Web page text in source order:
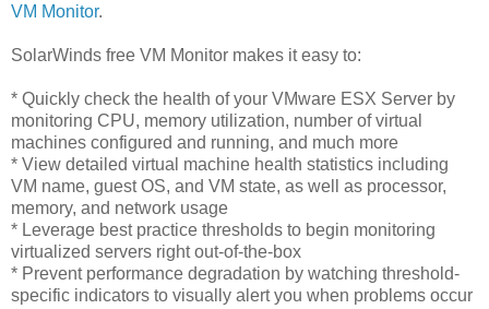
VM Monitor.
SolarWinds free VM Monitor makes it easy to:
* Quickly check the health of your VMware ESX Server by
monitoring CPU, memory utilization, number of virtual
machines configured and running, and much more
* View detailed virtual machine health statistics including
VM name, guest OS, and VM state, as well as processor,
memory, and network usage
* Leverage best practice thresholds to begin monitoring
virtualized servers right out-of-the-box
* Prevent performance degradation by watching threshold-
specific indicators to visually alert you when problems occur